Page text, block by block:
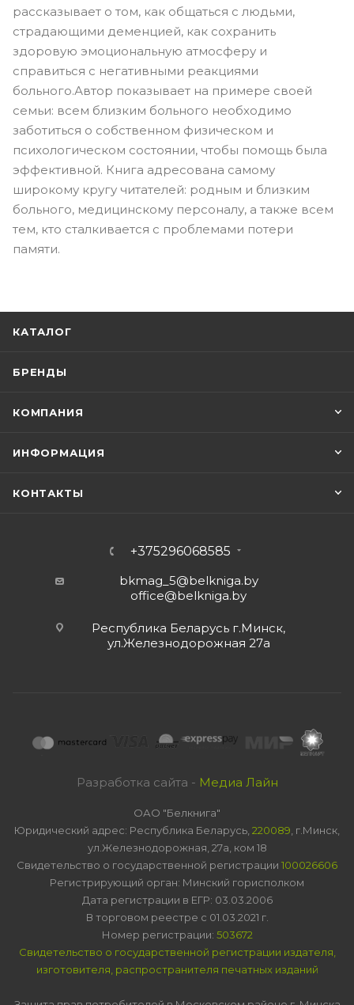
рассказывает о том, как общаться с людьми,
страдающими деменцией, как сохранить
здоровую эмоциональную атмосферу и
справиться с негативными реакциями
больного.Автор показывает на примере своей
семьи: всем близким больного необходимо
заботиться о собственном физическом и
психологическом состоянии, чтобы помощь была
эффективной. Книга адресована самому
широкому кругу читателей: родным и близким
больного, медицинскому персоналу, а также всем
тем, кто сталкивается с проблемами потери
памяти.
КАТАЛОГ
БРЕНДЫ
КОМПАНИЯ
ИНФОРМАЦИЯ
КОНТАКТЫ
+375296068585
bkmag_5@belkniga.by
office@belkniga.by
Республика Беларусь г.Минск,
ул.Железнодорожная 27а
Разработка сайта - Медиа Лайн
ОАО "Белкнига"
Юридический адрес: Республика Беларусь, 220089 , г.Минск,
ул.Железнодорожная, 27а, ком 18
Свидетельство о государственной регистрации 100026606
Регистрирующий орган: Минский горисполком
Дата регистрации в ЕГР: 03.03.2006
В торговом реестре с 01.03.2021 г.
Номер регистрации: 503672
Свидетельство о государственной регистрации издателя,
изготовителя, распространителя печатных изданий